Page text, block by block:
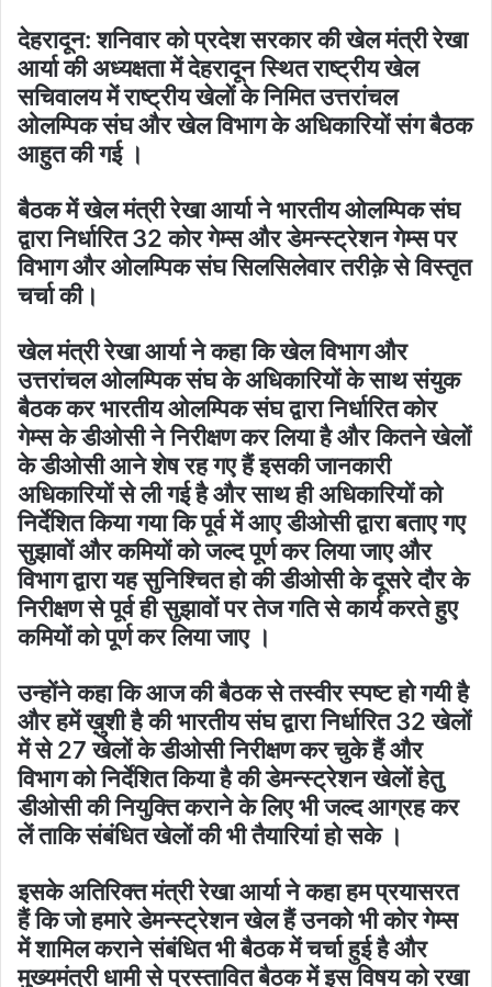
देहरादून: शनिवार को प्रदेश सरकार की खेल मंत्री रेखा
आर्या की अध्यक्षता में देहरादून स्थित राष्ट्रीय खेल
सचिवालय में राष्ट्रीय खेलों के निमित उत्तरांचल
ओलम्पिक संघ और खेल विभाग के अधिकारियों संग बैठक
आहुत की गई ।
बैठक में खेल मंत्री रेखा आर्या ने भारतीय ओलम्पिक संघ
द्वारा निर्धारित 32 कोर गेम्स और डेमन्स्ट्रेशन गेम्स पर
विभाग और ओलम्पिक संघ सिलसिलेवार तरीक़े से विस्तृत
चर्चा की।
खेल मंत्री रेखा आर्या ने कहा कि खेल विभाग और
उत्तरांचल ओलम्पिक संघ के अधिकारियों के साथ संयुक
बैठक कर भारतीय ओलम्पिक संघ द्वारा निर्धारित कोर
गेम्स के डीओसी ने निरीक्षण कर लिया है और कितने खेलों
के डीओसी आने शेष रह गए हैं इसकी जानकारी
अधिकारियों से ली गई है और साथ ही अधिकारियों को
निर्देशित किया गया कि पूर्व में आए डीओसी द्वारा बताए गए
सुझावों और कमियों को जल्द पूर्ण कर लिया जाए और
विभाग द्वारा यह सुनिश्चित हो की डीओसी के दूसरे दौर के
निरीक्षण से पूर्व ही सुझावों पर तेज गति से कार्य करते हुए
कमियों को पूर्ण कर लिया जाए ।
उन्होंने कहा कि आज की बैठक से तस्वीर स्पष्ट हो गयी है
और हमें ख़ुशी है की भारतीय संघ द्वारा निर्धारित 32 खेलों
में से 27 खेलों के डीओसी निरीक्षण कर चुके हैं और
विभाग को निर्देशित किया है की डेमन्स्ट्रेशन खेलों हेतु
डीओसी की नियुक्ति कराने के लिए भी जल्द आग्रह कर
लें ताकि संबंधित खेलों की भी तैयारियां हो सके ।
इसके अतिरिक्त मंत्री रेखा आर्या ने कहा हम प्रयासरत
हैं कि जो हमारे डेमन्स्ट्रेशन खेल हैं उनको भी कोर गेम्स
में शामिल कराने संबंधित भी बैठक में चर्चा हुई है और
मुख्यमंत्री धामी से प्रस्तावित बैठक में इस विषय को रखा